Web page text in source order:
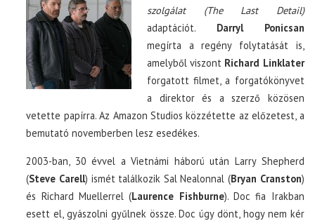
szolgálat (The Last Detail)
adaptációt. Darryl Ponicsan
megírta a regény folytatását is,
amelyből viszont Richard Linklater
forgatott filmet, a forgatókönyvet
a direktor és a szerző közösen
vetette papírra. Az Amazon Studios közzétette az előzetest, a
bemutató novemberben lesz esedékes.
2003-ban, 30 évvel a Vietnámi háború után Larry Shepherd
(Steve Carell) ismét találkozik Sal Nealonnal (Bryan Cranston)
és Richard Muellerrel (Laurence Fishburne). Doc fia Irakban
esett el, gyászolni gyűlnek össze. Doc úgy dönt, hogy nem kér